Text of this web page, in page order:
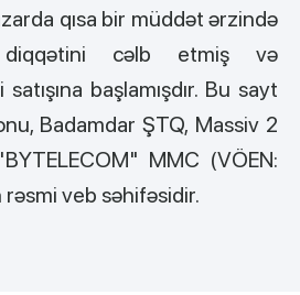
qısa bir müddət ərzində
diqqətini cəlb etmiş və
başlamışdır. Bu sayt
Badamdar ŞTQ, Massiv 2
MMC (VÖEN:
veb səhifəsidir.